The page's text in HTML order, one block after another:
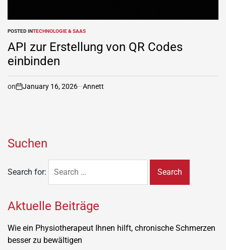
POSTED INTECHNOLOGIE & SAAS
API zur Erstellung von QR Codes
einbinden
on January 16, 2026 Annett
Suchen
Search for:
Aktuelle Beiträge
Wie ein Physiotherapeut Ihnen hilft, chronische Schmerzen
besser zu bewältigen